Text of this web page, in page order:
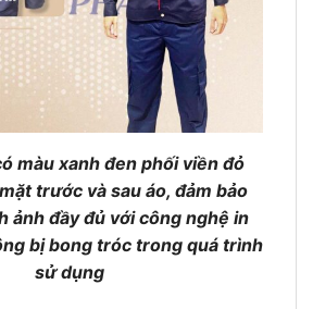
màu xanh đen phối viền đỏ
trước và sau áo, đảm bảo
ảnh đầy đủ với công nghệ in
bị bong tróc trong quá trình
sử dụng